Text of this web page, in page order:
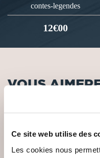
Ce site web utilise des
Les cookies nous
contes-legendes
12€00
VOUS